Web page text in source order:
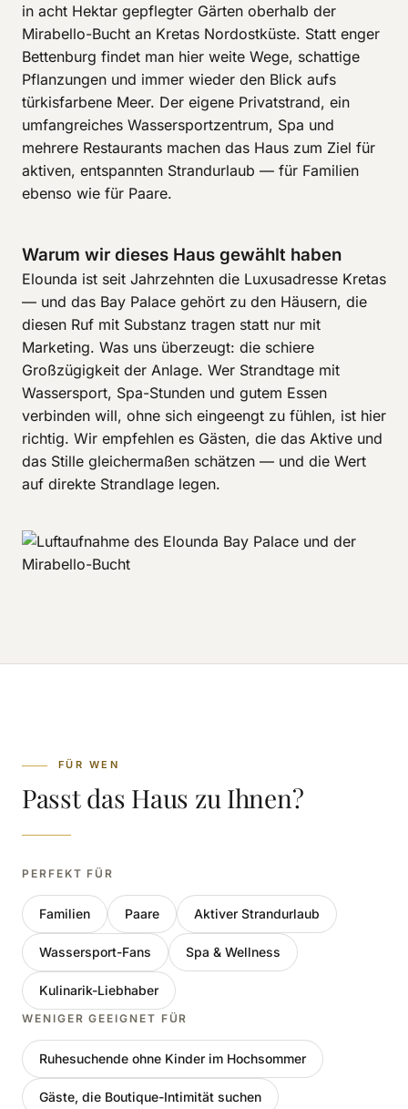
in acht Hektar gepflegter Gärten oberhalb der
Mirabello-Bucht an Kretas Nordostküste. Statt enger
Bettenburg findet man hier weite Wege, schattige
Pflanzungen und immer wieder den Blick aufs
türkisfarbene Meer. Der eigene Privatstrand, ein
umfangreiches Wassersportzentrum, Spa und
mehrere Restaurants machen das Haus zum Ziel für
aktiven, entspannten Strandurlaub — für Familien
ebenso wie für Paare.
Warum wir dieses Haus gewählt haben
Elounda ist seit Jahrzehnten die Luxusadresse Kretas
— und das Bay Palace gehört zu den Häusern, die
diesen Ruf mit Substanz tragen statt nur mit
Marketing. Was uns überzeugt: die schiere
Großzügigkeit der Anlage. Wer Strandtage mit
Wassersport, Spa-Stunden und gutem Essen
verbinden will, ohne sich eingeengt zu fühlen, ist hier
richtig. Wir empfehlen es Gästen, die das Aktive und
das Stille gleichermaßen schätzen — und die Wert
auf direkte Strandlage legen.
FÜR WEN
Passt das Haus zu Ihnen?
PERFEKT FÜR
Familien Paare Aktiver Strandurlaub
Wassersport-Fans Spa & Wellness
Kulinarik-Liebhaber
WENIGER GEEIGNET FÜR
Ruhesuchende ohne Kinder im Hochsommer
Gäste, die Boutique-Intimität suchen